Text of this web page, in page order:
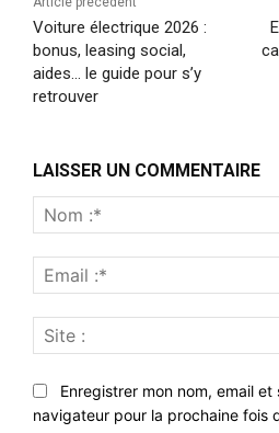
Voiture électrique 2026 :
bonus, leasing social,
aides… le guide pour s’y
retrouver
LAISSER UN COMMENTAIRE
Enregistrer mon nom, email
navigateur pour la prochaine fois